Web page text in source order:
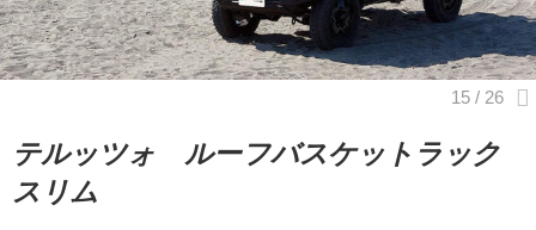
テルッツォ ルーフバスケットラック
スリム